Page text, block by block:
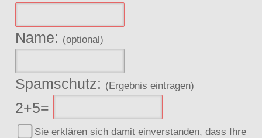
Name: (optional)
Spamschutz: (Ergebnis eintragen)
2+5=
Sie erklären sich damit einverstanden, dass Ihre